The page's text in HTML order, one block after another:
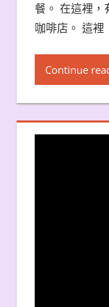
餐。 在這裡，
咖啡店。 這裡
Continue